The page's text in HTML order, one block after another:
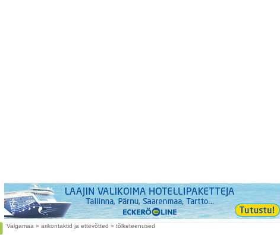
Valgamaa » ärikontaktid ja ettevõtted » tõlketeenused